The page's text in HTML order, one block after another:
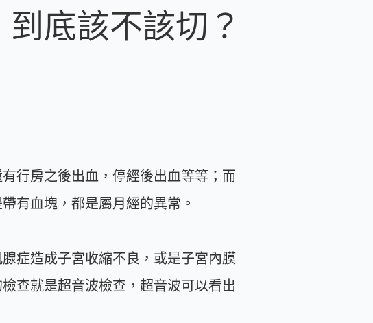
底該不該切？
行房之後出血，停經後出血等等；而
有血塊，都是屬月經的異常。
症造成子宮收縮不良，或是子宮內膜
查就是超音波檢查，超音波可以看出